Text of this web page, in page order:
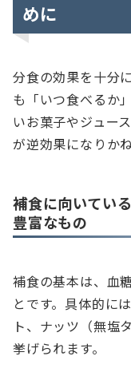
めに
分食の効果を十分
も「いつ食べるか
いお菓子やジュー
が逆効果になりか
補食に向いてい
豊富なもの
補食の基本は、血
とです。具体的に
ト、ナッツ（無塩
挙げられます。